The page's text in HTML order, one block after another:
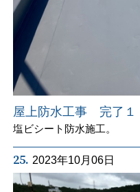
屋上防水工事 完了１
塩ビシート防水施工。
25. 2023年10月06日